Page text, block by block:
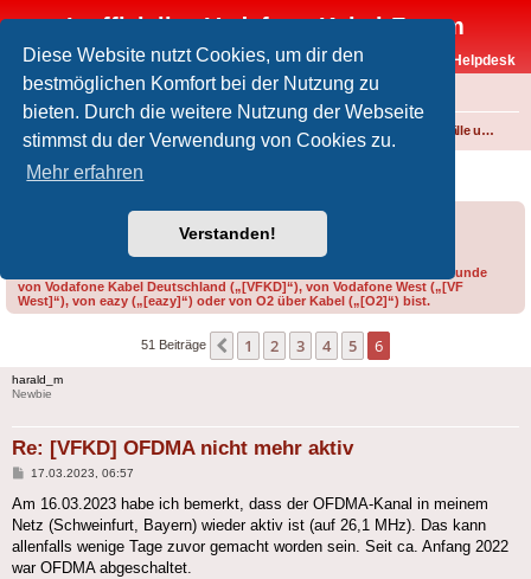
Diese Website nutzt Cookies, um dir den
bestmöglichen Komfort bei der Nutzung zu
bieten. Durch die weitere Nutzung der Webseite
stimmst du der Verwendung von Cookies zu.
Mehr erfahren
Verstanden!
Inoffizielles Vodafone-Kabel-Forum
Vodafone-Kabel-Helpdesk
FAQ
Foren-Übersicht Internet und Telefon über Kabel Störungen, Ausfälle und Speedprobleme
[VFKD] OFDMA nicht mehr aktiv
Bitte gib bei der Erstellung eines Threads im Feld „Präfix“ an, ob du Kunde
von Vodafone Kabel Deutschland („[VFKD]“), von Vodafone West („[VF
West]“), von eazy („[eazy]“) oder von O2 über Kabel („[O2]“) bist.
51 Beiträge Vorherige
1 2 3 4 5 6
harald_m
Newbie
Re: [VFKD] OFDMA nicht mehr aktiv
Beitrag
17.03.2023, 06:57
Am 16.03.2023 habe ich bemerkt, dass der OFDMA-Kanal in meinem
Netz (Schweinfurt, Bayern) wieder aktiv ist (auf 26,1 MHz). Das kann
allenfalls wenige Tage zuvor gemacht worden sein. Seit ca. Anfang 2022
war OFDMA abgeschaltet.